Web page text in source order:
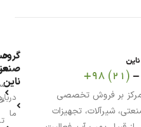
از سال ۱۳۹۳ با تمرکز بر فروش تخصصی
شیرآلات، تجهیزات
گروه
ناین
ما